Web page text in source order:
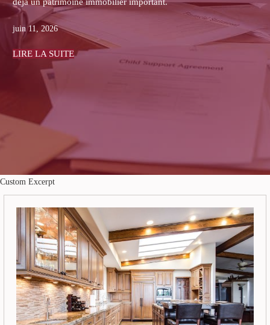
primes ou les pièces de gestion.
juin 08, 2026
LIRE LA SUITE
Custom Excerpt